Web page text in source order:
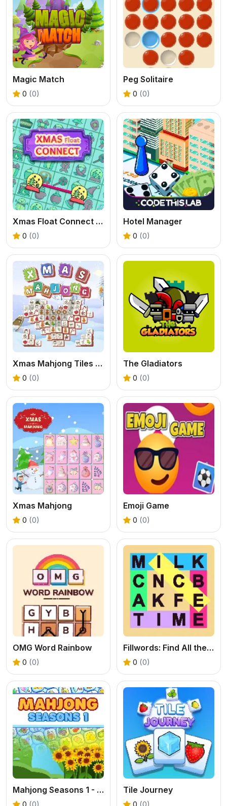
Magic Match
0 (0)
Peg Solitaire
0 (0)
Xmas Float Connect 2023
0 (0)
Hotel Manager
0 (0)
Xmas Mahjong Tiles 2023
0 (0)
The Gladiators
0 (0)
Xmas Mahjong
0 (0)
Emoji Game
0 (0)
OMG Word Rainbow
0 (0)
Fillwords: Find All the Words
0 (0)
Mahjong Seasons 1 - Spring and Summer Tile Journey